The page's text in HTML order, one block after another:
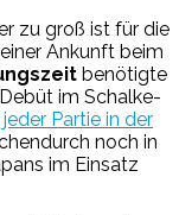
zu groß ist für die
Ankunft beim
benötigte
im Schalke-
jeder Partie in der
noch in
im Einsatz